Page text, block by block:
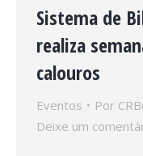
Sistema de
realiza
calouros
Eventos Por
Deixe um